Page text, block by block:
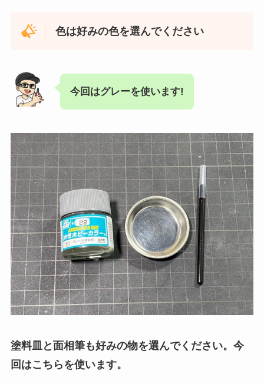
色は好みの色を選んでください
今回はグレーを使います!
塗料皿と面相筆も好みの物を選んでください。今
回はこちらを使います。